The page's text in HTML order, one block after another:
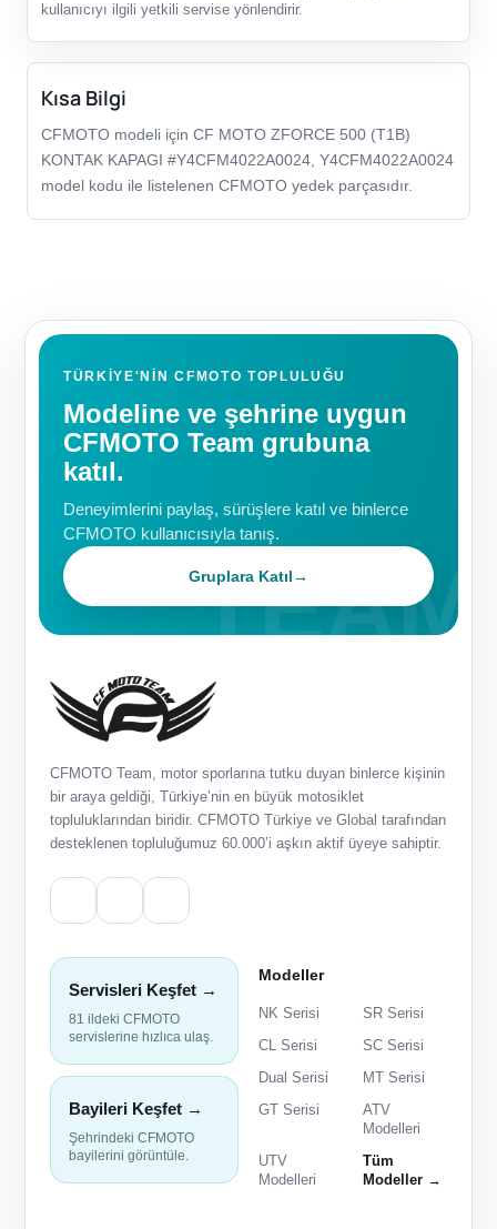
kullanıcıyı ilgili yetkili servise yönlendirir.
Kısa Bilgi
CFMOTO modeli için CF MOTO ZFORCE 500 (T1B)
KONTAK KAPAGI #Y4CFM4022A0024, Y4CFM4022A0024
model kodu ile listelenen CFMOTO yedek parçasıdır.
TÜRKIYE'NIN CFMOTO TOPLULUĞU
Modeline ve şehrine uygun
CFMOTO Team grubuna
katıl.
Deneyimlerini paylaş, sürüşlere katıl ve binlerce
CFMOTO kullanıcısıyla tanış.
Gruplara Katıl→
CFMOTO Team, motor sporlarına tutku duyan binlerce kişinin
bir araya geldiği, Türkiye’nin en büyük motosiklet
topluluklarından biridir. CFMOTO Türkiye ve Global tarafından
desteklenen topluluğumuz 60.000’i aşkın aktif üyeye sahiptir.
Servisleri Keşfet →
81 ildeki CFMOTO
servislerine hızlıca ulaş.
Bayileri Keşfet →
Şehrindeki CFMOTO
bayilerini görüntüle.
Modeller
NK Serisi
SR Serisi
CL Serisi
SC Serisi
Dual Serisi
MT Serisi
GT Serisi
ATV
Modelleri
UTV
Modelleri
Tüm
Modeller →